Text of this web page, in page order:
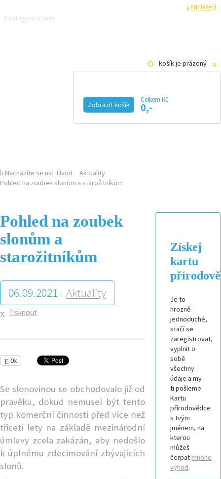
Přihlášení
Katalog pro učitele
košík je prázdný
Zobrazit košík
Celkem Kč
0,-
Nacházíte se na: Úvod
Aktuality
Pohled na zoubek slonům a starožitníkům
Pohled na zoubek
slonům a
starožitníkům
06.09.2021 - Aktuality
Tisknout
0x
Se slonovinou se obchodovalo již od
pravěku, dokud nemusel být tento
typ komerční činnosti před více než
třiceti lety na základě mezinárodní
úmluvy zcela zakázán, aby nedošlo
k úplnému zdecimování zbývajících
slonů.
Získej
kartu
Je to
hrozně
jednoduché,
stačí se
zaregistrovat,
vyplnit o
sobě
všechny
údaje a my
ti pošleme
Kartu
přírodovědce
s tvým
jménem, na
kterou
můžeš
čerpat mnoho
výhod.